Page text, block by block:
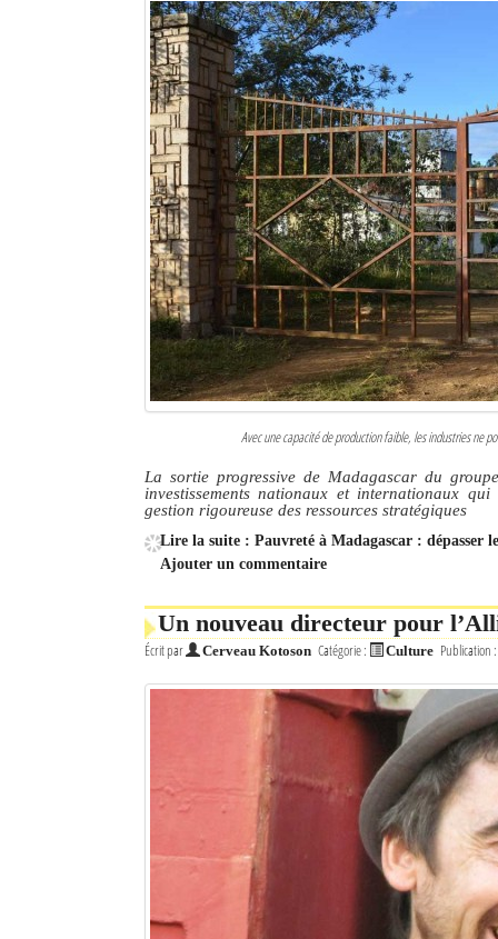
Avec une capacité de production faible, les industries ne
La sortie progressive de Madagascar du
investissements nationaux et internationaux
gestion rigoureuse des ressources stratégiques
Lire la suite : Pauvreté à Madagascar : dépasser
Ajouter un commentaire
Un nouveau directeur pour
Écrit par Cerveau Kotoson Catégorie : Culture Publication :